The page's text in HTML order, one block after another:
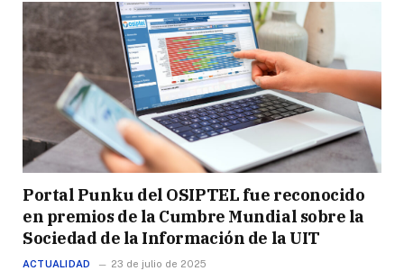
Portal Punku del OSIPTEL fue reconocido
en premios de la Cumbre Mundial sobre la
Sociedad de la Información de la UIT
ACTUALIDAD 23 de julio de 2025